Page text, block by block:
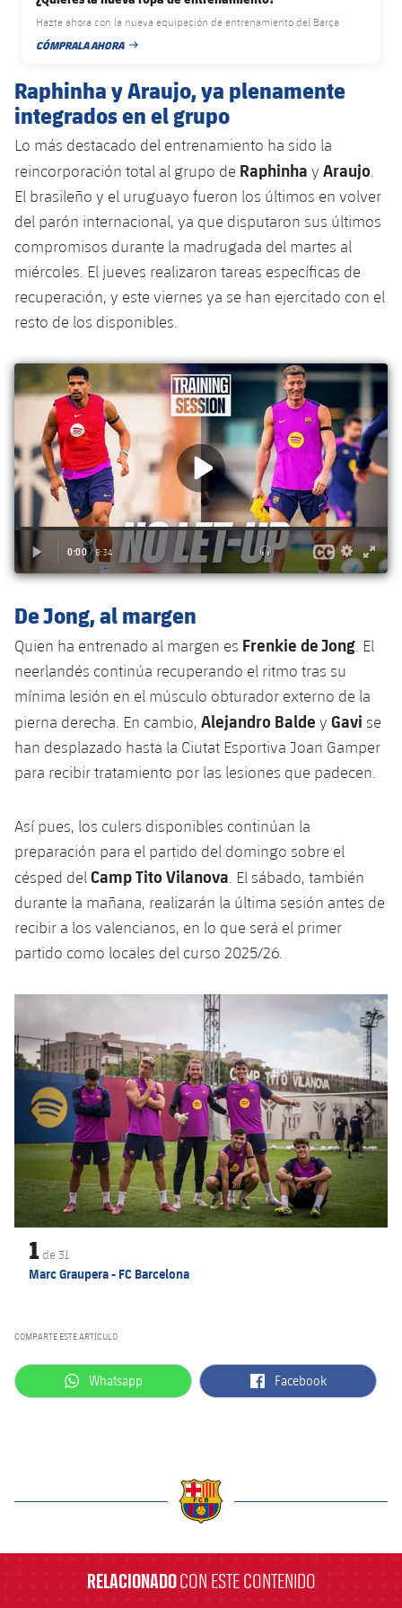
Servicios Médicos
Acreditaciones
Fotos
Palmarés
Fotos
Infantil A
Resultados
Clasificaciones
Jugadors
Fotos
Historia
Calendario
Resultados
Jugadores
Clasificaciones
plusicon
más
Actualidad
Juvenil
Cadete
Infantil
Alevín
Campus Verano
PLUSICON
MÁS
Primer equipo
plusicon
más
Actualidad
Calendario
Entradas
Resultados
Clasificaciones
Jugadores
Fotos
Historia
Palmarés
Barça Atlètic
plusicon
más
Actualidad
Calendario
Resultados
Jugadores
Clasificaciones
Base
plusicon
más
Actualidad
Barça C
Junior
Juvenil
Infantil
Alevín
Campus Verano
Información general
plusicon
más
Noticias
Atletismo
plusicon
más
Actualidad
Masculino
Femenino
Agenda
Baloncesto en silla de ruedas
plusicon
más
Actualidad
Jugadores
Calendario
Resultados
Hockey sobre hielo
plusicon
más
Actualidad
Jugadores
Calendario
Resultados
Clasificaciones
Hockey hierba
Noticias
Hockey Hierba Masculino
Hockey Hierba Femenino
Patinaje artístico
plusicon
más
Actualidad
Plantilla
Agenda
Escuela de Patinaje
Rugby
Actualidad
Jugadores
Calendario
Resultados
Clasificaciones
Fotos
Voleibol
Noticias
Voleibol masculino
Voleibol femenino
Apúntate a las amateurs
plusicon
más
Apúntate a las amateurs
Carnet de las Secciones Amateurs
PLUSICON
MÁS
League of Legends
VALORANT Game Changers
eFootball
Hazte ahora con la nueva equipación de entrenamiento del Barça
CÓMPRALA AHORA
FECHA DE PUBLICACIÓN
Raphinha y Araujo, ya plenamente
integrados en el grupo
Lo más destacado del entrenamiento ha sido la
reincorporación total al grupo de Raphinha y Araujo
El brasileño y el uruguayo fueron los últimos en volver
del parón internacional, ya que disputaron sus últimos
compromisos durante la madrugada del martes al
miércoles. El jueves realizaron tareas específicas de
recuperación, y este viernes ya se han ejercitado con el
resto de los disponibles.
De Jong, al margen
Quien ha entrenado al margen es Frenkie de Jong . El
neerlandés continúa recuperando el ritmo tras su
mínima lesión en el músculo obturador externo de la
pierna derecha. En cambio, Alejandro Balde y Gavi se
han desplazado hasta la Ciutat Esportiva Joan Gamper
para recibir tratamiento por las lesiones que padecen.
Así pues, los culers disponibles continúan la
preparación para el partido del domingo sobre el
césped del Camp Tito Vilanova . El sábado, también
durante la mañana, realizarán la última sesión antes de
recibir a los valencianos, en lo que será el primer
partido como locales del curso 2025/26.
Siguiente
1 de31
Marc Graupera - FC Barcelona
COMPARTE ESTE ARTÍCULO
label.aria.whatsapp
Whatsapp label.aria.facebook
Facebook
RELACIONADOCON ESTE CONTENIDO